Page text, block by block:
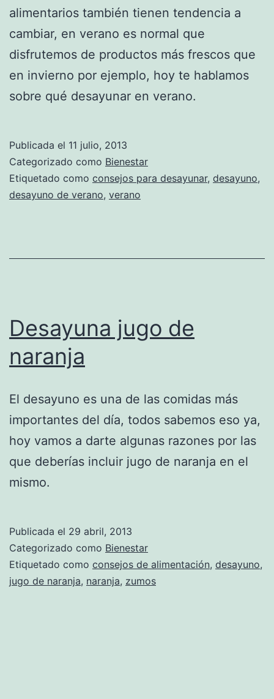
alimentarios también tienen tendencia a
cambiar, en verano es normal que
disfrutemos de productos más frescos que
en invierno por ejemplo, hoy te hablamos
sobre qué desayunar en verano.
Publicada el 11 julio, 2013
Categorizado como Bienestar
Etiquetado como consejos para desayunar, desayuno,
desayuno de verano, verano
Desayuna jugo de
naranja
El desayuno es una de las comidas más
importantes del día, todos sabemos eso ya,
hoy vamos a darte algunas razones por las
que deberías incluir jugo de naranja en el
mismo.
Publicada el 29 abril, 2013
Categorizado como Bienestar
Etiquetado como consejos de alimentación, desayuno,
jugo de naranja, naranja, zumos